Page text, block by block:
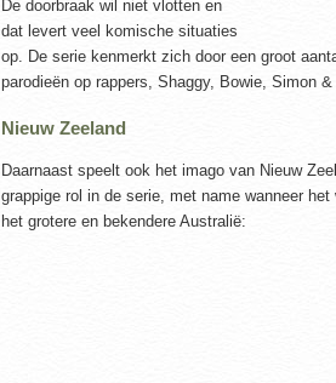
De doorbraak wil niet vlotten en
dat levert veel komische situaties
op. De serie kenmerkt zich door een groot
parodieën op rappers, Shaggy, Bowie, Simon
Nieuw Zeeland
Daarnaast speelt ook het imago van Nieuw
grappige rol in de serie, met name wanneer
het grotere en bekendere Australië: